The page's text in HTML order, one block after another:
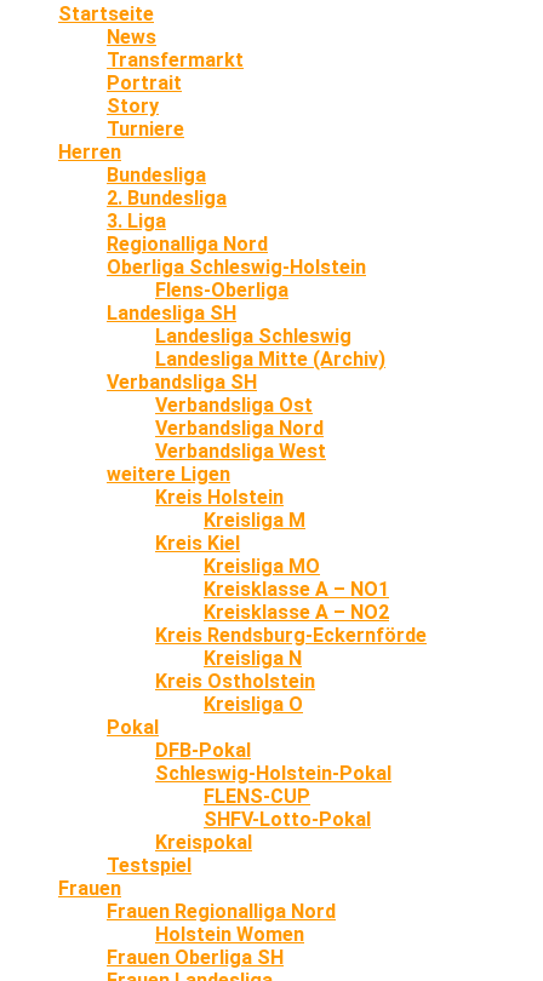
Startseite
News
Transfermarkt
Portrait
Story
Turniere
Herren
Bundesliga
2. Bundesliga
3. Liga
Regionalliga Nord
Oberliga Schleswig-Holstein
Flens-Oberliga
Landesliga SH
Landesliga Schleswig
Landesliga Mitte (Archiv)
Verbandsliga SH
Verbandsliga Ost
Verbandsliga Nord
Verbandsliga West
weitere Ligen
Kreis Holstein
Kreisliga M
Kreis Kiel
Kreisliga MO
Kreisklasse A – NO1
Kreisklasse A – NO2
Kreis Rendsburg-Eckernförde
Kreisliga N
Kreis Ostholstein
Kreisliga O
Pokal
DFB-Pokal
Schleswig-Holstein-Pokal
FLENS-CUP
SHFV-Lotto-Pokal
Kreispokal
Testspiel
Frauen
Frauen Regionalliga Nord
Holstein Women
Frauen Oberliga SH